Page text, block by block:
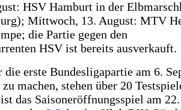
HSV Hamburt in der
Mittwoch, 13. August: MTV
die Partie gegen den
HSV ist bereits ausverkauft.
erste Bundesligapartie am 6.
machen, stehen über 20
das Saisoneröffnungsspiel am